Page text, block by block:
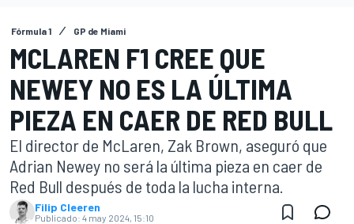
Fórmula 1 GP de Miami
MCLAREN F1 CREE QUE
NEWEY NO ES LA ÚLTIMA
PIEZA EN CAER DE RED BULL
El director de McLaren, Zak Brown, aseguró que
Adrian Newey no será la última pieza en caer de
Red Bull después de toda la lucha interna.
Filip Cleeren
Publicado: 4 may 2024, 15:10